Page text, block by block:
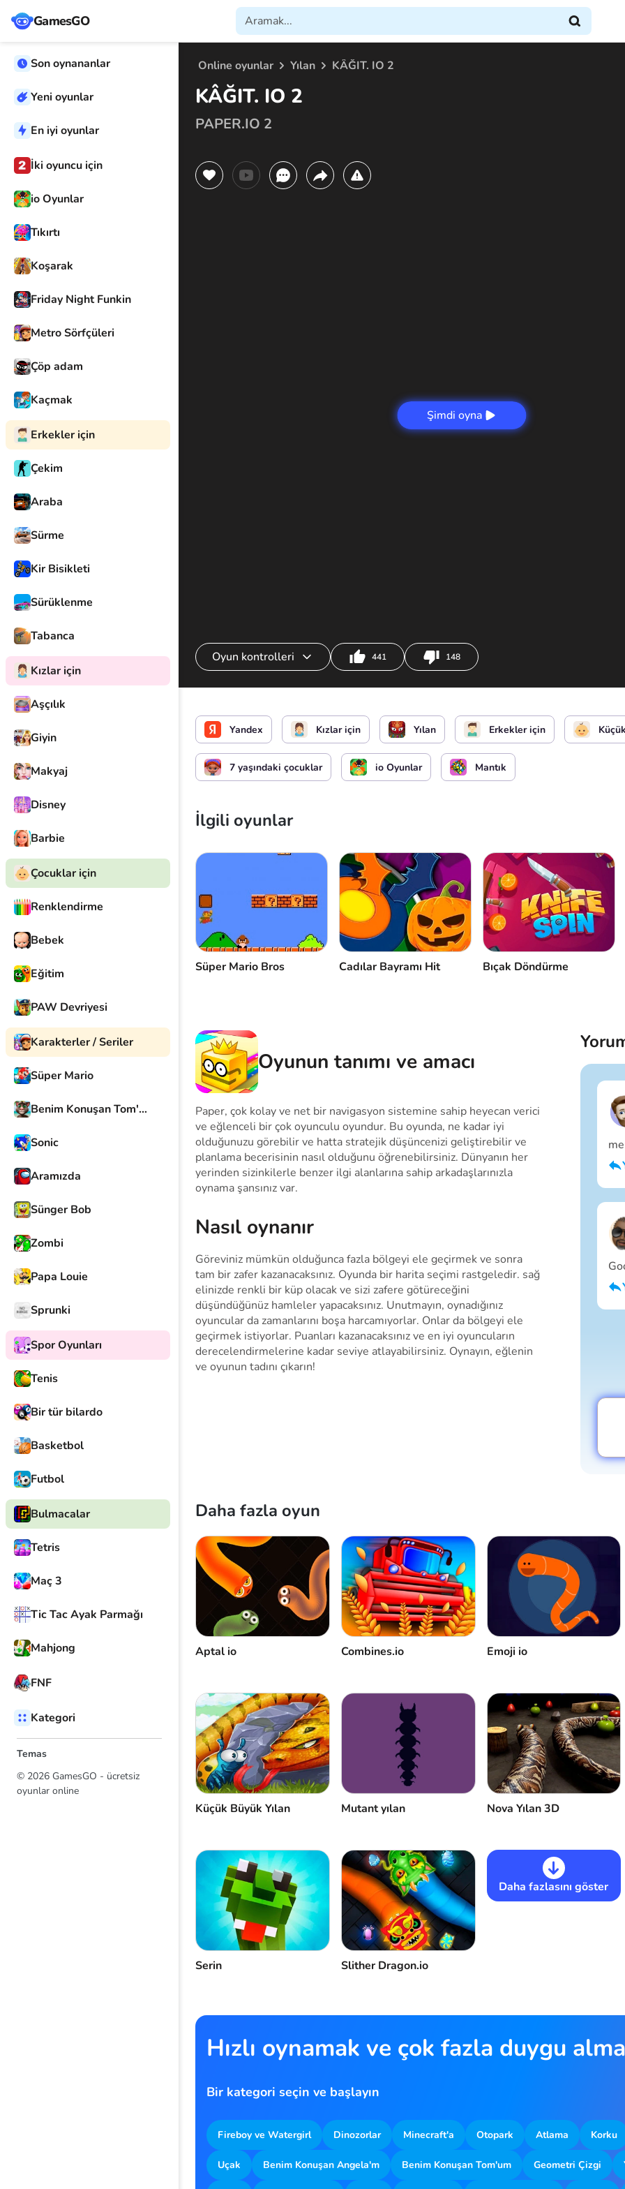
GamesGO
Son oynananlar
Yeni oyunlar
En iyi oyunlar
İki oyuncu için
io Oyunlar
Tıkırtı
Koşarak
Friday Night Funkin
Metro Sörfçüleri
Çöp adam
Kaçmak
Erkekler için
Çekim
Araba
Sürme
Kir Bisikleti
Sürüklenme
Tabanca
Kızlar için
Aşçılık
Giyin
Makyaj
Disney
Barbie
Çocuklar için
Renklendirme
Bebek
Eğitim
PAW Devriyesi
Karakterler / Seriler
Süper Mario
Benim Konuşan Tom'um
Sonic
Aramızda
Sünger Bob
Zombi
Papa Louie
Sprunki
Spor Oyunları
Tenis
Bir tür bilardo
Basketbol
Futbol
Bulmacalar
Tetris
Maç 3
Tic Tac Ayak Parmağı
Mahjong
FNF
Kategori
Temas
© 2026 GamesGO - ücretsiz
oyunlar online
Online oyunlar Yılan KÂĞIT. IO 2
KÂĞIT. IO 2
PAPER.IO 2
Şimdi oyna
Oyun kontrolleri 441 148
Hareket
Yandex Kızlar için Yılan Erkekler için
7 yaşındaki çocuklar io Oyunlar Mantık
İlgili oyunlar
Süper Mario Bros Cadılar Bayramı Hit Bıçak Döndürme
Oyunun tanımı ve amacı
Paper, çok kolay ve net bir navigasyon sistemine sahip heyecan verici
ve eğlenceli bir çok oyunculu oyundur. Bu oyunda, ne kadar iyi
olduğunuzu görebilir ve hatta stratejik düşüncenizi geliştirebilir ve
planlama becerisinin nasıl olduğunu öğrenebilirsiniz. Dünyanın her
yerinden sizinkilerle benzer ilgi alanlarına sahip arkadaşlarınızla
oynama şansınız var.
Nasıl oynanır
Göreviniz mümkün olduğunca fazla bölgeyi ele geçirmek ve sonra
tam bir zafer kazanacaksınız. Oyunda bir harita seçimi rastgeledir. sağ
elinizde renkli bir küp olacak ve sizi zafere götüreceğini
düşündüğünüz hamleler yapacaksınız. Unutmayın, oynadığınız
oyuncular da zamanlarını boşa harcamıyorlar. Onlar da bölgeyi ele
geçirmek istiyorlar. Puanları kazanacaksınız ve en iyi oyuncuların
derecelendirmelerine kadar seviye atlayabilirsiniz. Oynayın, eğlenin
ve oyunun tadını çıkarın!
Daha fazla oyun
Aptal io Combines.io Emoji io
Küçük Büyük Yılan Mutant yılan Nova Yılan 3D
Serin Slither Dragon.io
Daha fazlasını göster
Hızlı oynamak ve çok fazla duygu
Bir kategori seçin ve başlayın
Fireboy ve Watergirl Dinozorlar Minecraft'a Otopark Atlama Korku
Uçak Benim Konuşan Angela'm Benim Konuşan Tom'um Geometri Çizgi